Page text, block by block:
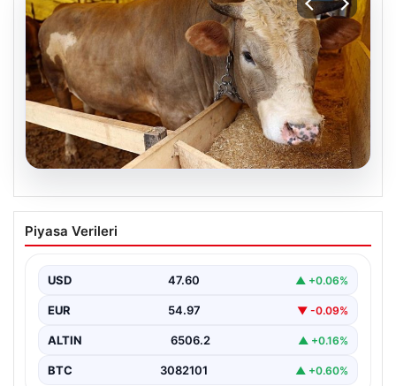
06.08.2026
Kurbanlık fiyatları il il sorgulama ekranı
2026: Büyükbaş ve küçükbaş canlı kilo
ve tüm illerin kurbanlık fiyatları
2026 Kurban Bayramı öncesinde en çok merak edilen
konulardan biri olan kurbanlık fiyatları netleşmeye…
Piyasa Verileri
USD 47.60 ▲ +0.06%
EUR 54.97 ▼ -0.09%
ALTIN 6506.2 ▲ +0.16%
BTC 3082101 ▲ +0.60%